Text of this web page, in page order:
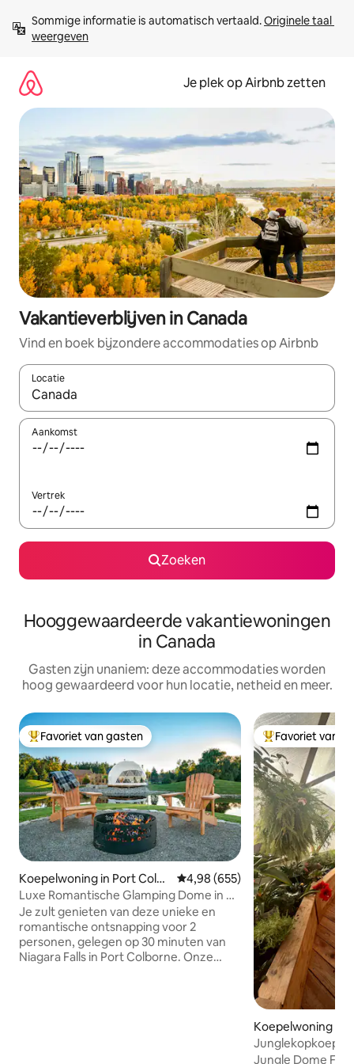
direct
naar
Sommige informatie is automatisch vertaald. Originele taal
weergeven
Je plek op Airbnb zetten
Vakantieverblijven in Canada
Vind en boek bijzondere accommodaties op Airbnb
Locatie
Wanneer er resultaten beschikbaar zijn, maak je een keuze
Aankomst
Vertrek
Zoeken
Hooggewaardeerde vakantiewoningen
in Canada
Gasten zijn unaniem: deze accommodaties worden
hoog gewaardeerd voor hun locatie, netheid en meer.
Topfavoriet van gasten
Favoriet van gasten
Koepelwoning in Port Colbo
rne
Gemiddelde beoordeling van
4,98 (655)
Luxe Romantische Glamping Dome in de
buurt van Niagara Falls
Je zult genieten van deze unieke en
romantische ontsnapping voor 2
personen, gelegen op 30 minuten van
Niagara Falls in Port Colborne. Onze
Topfavoriet van
Favoriet van
Koepelwoning in
Junglekopkoepel
droom van elke
Jungle Dome